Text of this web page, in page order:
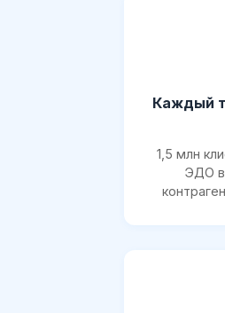
Каждый
1,5 млн
ЭДО в